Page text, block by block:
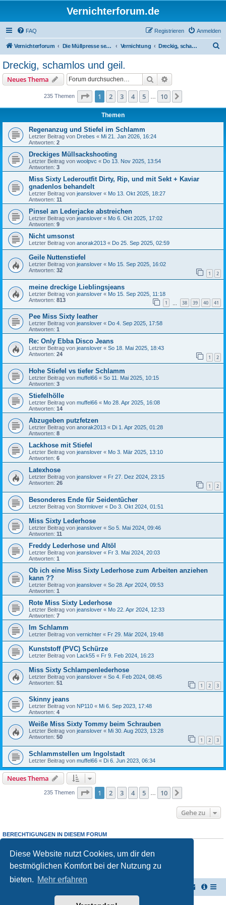
Diese Website nutzt Cookies, um dir den
bestmöglichen Komfort bei der Nutzung zu
bieten. Mehr erfahren
Vernichterforum.de
FAQ Anmelden
Registrieren
Vernichterforum Die Müllpresse sei mit Dir... Vernichtung Dreckig, schamlos und geil.
Dreckig, schamlos und geil.
Neues Thema Suche
235 Themen Seite 1von 10
1 2 3 4 5 10
Themen
Regenanzug und Stiefel im Schlamm
Letzter Beitrag von Drebes « Mi 21. Jan 2026, 16:24
Antworten: 2
Dreckiges Müllsackshooting
Letzter Beitrag von woolpvc « Do 13. Nov 2025, 13:54
Antworten: 3
Miss Sixty Lederoutfit Dirty, Rip, und mit Sekt + Kaviar
gnadenlos behandelt
Letzter Beitrag von jeanslover « Mo 13. Okt 2025, 18:27
Antworten: 11
Pinsel an Lederjacke abstreichen
Letzter Beitrag von jeanslover « Mo 6. Okt 2025, 17:02
Antworten: 9
Nicht umsonst
Letzter Beitrag von anorak2013 « Do 25. Sep 2025, 02:59
Geile Nuttenstiefel
Letzter Beitrag von jeanslover « Mo 15. Sep 2025, 16:02
Antworten: 32 1 2
meine dreckige Lieblingsjeans
Letzter Beitrag von jeanslover « Mo 15. Sep 2025, 11:18
Antworten: 813 1 38 39 40 41
Pee Miss Sixty leather
Letzter Beitrag von jeanslover « Do 4. Sep 2025, 17:58
Antworten: 1
Re: Only Ebba Disco Jeans
Letzter Beitrag von jeanslover « So 18. Mai 2025, 18:43
Antworten: 24 1 2
Hohe Stiefel vs tiefer Schlamm
Letzter Beitrag von muffel66 « So 11. Mai 2025, 10:15
Antworten: 3
Stiefelhölle
Letzter Beitrag von muffel66 « Mo 28. Apr 2025, 16:08
Antworten: 14
Abzugeben putzfetzen
Letzter Beitrag von anorak2013 « Di 1. Apr 2025, 01:28
Antworten: 8
Lackhose mit Stiefel
Letzter Beitrag von jeanslover « Mo 3. Mär 2025, 13:10
Antworten: 6
Latexhose
Letzter Beitrag von jeanslover « Fr 27. Dez 2024, 23:15
Antworten: 26 1 2
Besonderes Ende für Seidentücher
Letzter Beitrag von Stormlover « Do 3. Okt 2024, 01:51
Miss Sixty Lederhose
Letzter Beitrag von jeanslover « So 5. Mai 2024, 09:46
Antworten: 11
Freddy Lederhose und Altöl
Letzter Beitrag von jeanslover « Fr 3. Mai 2024, 20:03
Antworten: 1
Ob ich eine Miss Sixty Lederhose zum Arbeiten anziehen
kann ??
Letzter Beitrag von jeanslover « So 28. Apr 2024, 09:53
Antworten: 1
Rote Miss Sixty Lederhose
Letzter Beitrag von jeanslover « Mo 22. Apr 2024, 12:33
Antworten: 7
Im Schlamm
Letzter Beitrag von vernichter « Fr 29. Mär 2024, 19:48
Kunststoff (PVC) Schürze
Letzter Beitrag von Lack55 « Fr 9. Feb 2024, 16:23
Miss Sixty Schlampenlederhose
Letzter Beitrag von jeanslover « So 4. Feb 2024, 08:45
Antworten: 51 1 2 3
Skinny jeans
Letzter Beitrag von NP110 « Mi 6. Sep 2023, 17:48
Antworten: 4
Weiße Miss Sixty Tommy beim Schrauben
Letzter Beitrag von jeanslover « Mi 30. Aug 2023, 13:28
Antworten: 50 1 2 3
Schlammstellen um Ingolstadt
Letzter Beitrag von muffel66 « Di 6. Jun 2023, 06:34
Neues Thema
235 Themen Seite 1von 10
1 2 3 4 5 10
Gehe zu
BERECHTIGUNGEN IN DIESEM FORUM
Du darfst keineAntworten zu Themen in diesem Forum erstellen.
Du darfst deine Beiträge in diesem Forumnichtändern.
Du darfst deine Beiträge in diesem Forum nicht löschen.
keine